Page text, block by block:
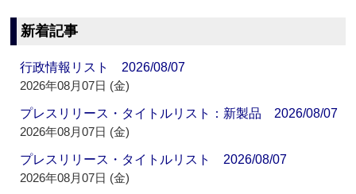
新着記事
行政情報リスト 2026/08/07
2026年08月07日 (金)
プレスリリース・タイトルリスト：新製品 2026/08/07
2026年08月07日 (金)
プレスリリース・タイトルリスト 2026/08/07
2026年08月07日 (金)